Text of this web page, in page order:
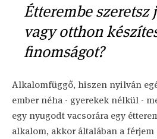
Étterembe szeretsz
vagy otthon
finomságot?
Alkalomfüggő, hiszen nyilván
ember néha - gyerekek nélkül -
egy nyugodt vacsorára egy
alkalom, akkor általában a